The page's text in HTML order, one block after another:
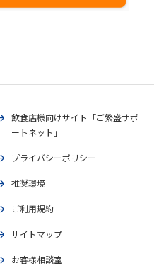
飲食店様向けサイト「ご繁盛サポ
ートネット」
プライバシーポリシー
推奨環境
ご利用規約
サイトマップ
お客様相談室